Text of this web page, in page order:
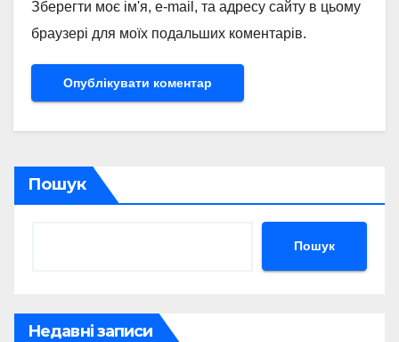
Зберегти моє ім'я, e-mail, та адресу сайту в цьому
браузері для моїх подальших коментарів.
Пошук
Пошук
Недавні записи